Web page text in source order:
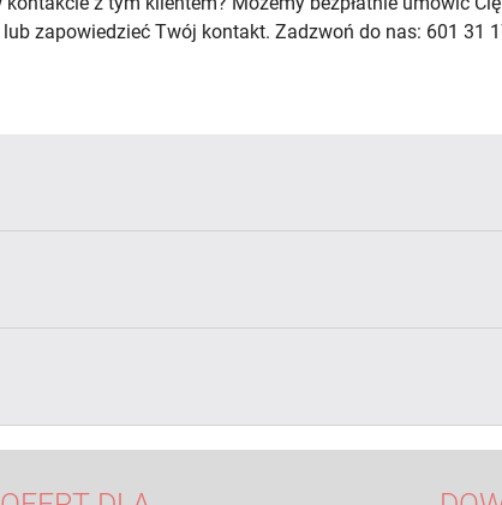
zapowiedzieć Twój kontakt. Zadzwoń do nas: 601 31